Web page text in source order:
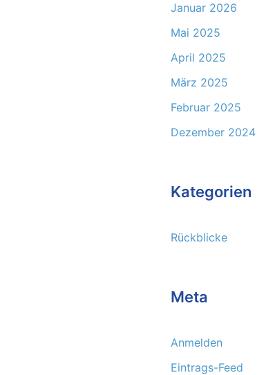
Januar 2026
Mai 2025
April 2025
März 2025
Februar 2025
Dezember 2024
Kategorien
Rückblicke
Meta
Anmelden
Eintrags-Feed